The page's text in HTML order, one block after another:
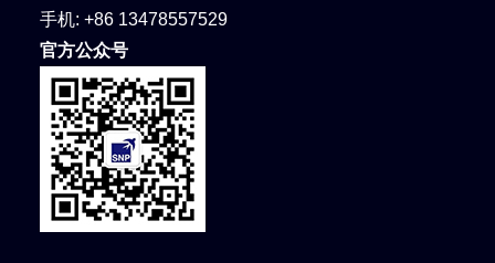
手机: +86 13478557529
官方公众号